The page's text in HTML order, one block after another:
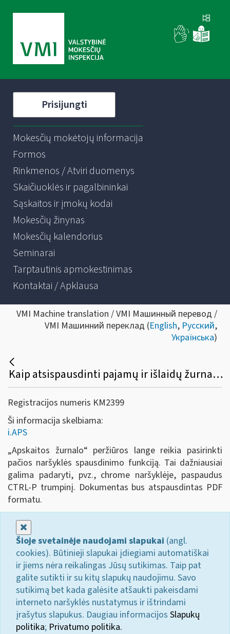
Prisijungti
Mokesčių mokėtojų informacija
Formos
Rinkmenos / Atviri duomenys
Skaičiuoklės ir pagalbininkai
Sąskaitos ir įmokų kodai
Mokesčių žinynas
Mokesčių kalendorius
Seminarai
Tarptautinis apmokestinimas
Kontaktai / Apklausa
VMI Machine translation / VMI Машинный перевод /
VMI Машинний переклад (English, Русский,
Українська)
Kaip atsispausdinti pajamų ir išlaidų žurnalą?
Registracijos numeris KM2399
Ši informacija skelbiama:
i.APS
„Apskaitos žurnalo“ peržiūros lange reikia pasirinkti
pačios naršyklės spausdinimo funkciją. Tai dažniausiai
galima padaryti, pvz., chrome naršyklėje, paspaudus
CTRL-P trumpinį. Dokumentas bus atspausdintas PDF
formatu.
Šioje svetainėje naudojami slapukai (angl.
cookies). Būtinieji slapukai įdiegiami automatiškai
ir jiems nėra reikalingas Jūsų sutikimas. Taip pat
galite sutikti ir su kitų slapukų naudojimu. Savo
sutikimą bet kada galėsite atšaukti pakeisdami
interneto naršyklės nustatymus ir ištrindami
įrašytus slapukus. Daugiau informacijos Slapukų
politika; Privatumo politika.